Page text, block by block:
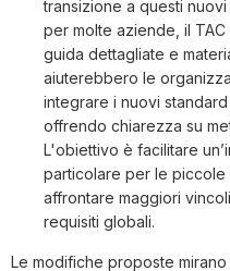
transizione a questi
per molte aziende, il
guida dettagliate e
aiuterebbero le
integrare i nuovi
offrendo chiarezza su
L'obiettivo è facilitare
particolare per le
affrontare maggiori
requisiti globali.
Le modifiche proposte